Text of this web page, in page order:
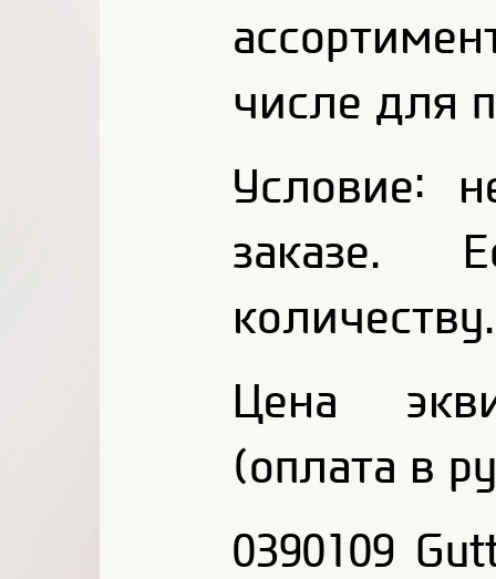
числе для
Условие:
заказе.
количеству.
Цена
(оплата в
0390109